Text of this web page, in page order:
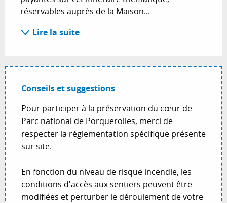
réservables auprès de la Maison...
Lire la suite
Conseils et suggestions
Pour participer à la préservation du cœur de
Parc national de Porquerolles, merci de
respecter la réglementation spécifique présente
sur site.
En fonction du niveau de risque incendie, les
conditions d'accès aux sentiers peuvent être
modifiées et perturber le déroulement de votre